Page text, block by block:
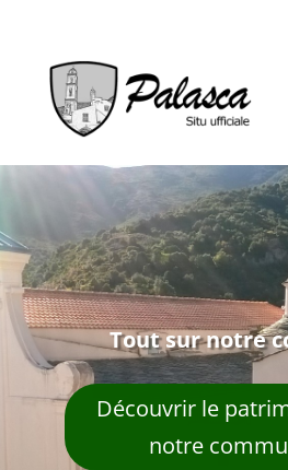
Tout sur notre
Découvrir le
notre